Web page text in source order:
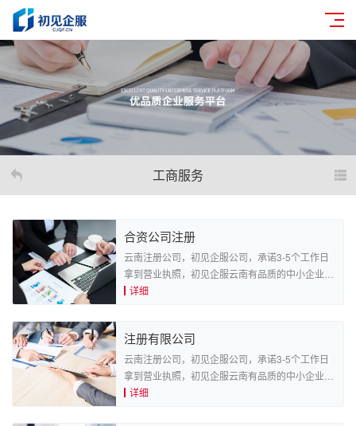
工商服务
合资公司注册
云南注册公司，初见企服公司，承诺3-5个工作日
拿到营业执照，初见企服云南有品质的中小企业服
务平台。
详细
注册有限公司
云南注册公司，初见企服公司，承诺3-5个工作日
拿到营业执照，初见企服云南有品质的中小企业服
务平台。
详细